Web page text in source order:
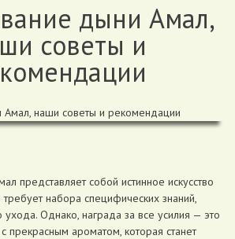
дыни Амал,
советы и
представляет собой истинное искусство
набора специфических знаний,
ухода. Однако, награда за все усилия — это
прекрасным ароматом, которая станет